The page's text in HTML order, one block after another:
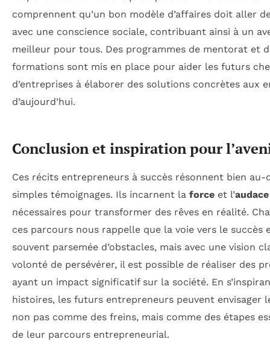
comprennent qu’un bon modèle d’affaires doit aller
avec une conscience sociale, contribuant ainsi à un
meilleur pour tous. Des programmes de mentorat et
formations sont mis en place pour aider les futurs
d’entreprises à élaborer des solutions concrètes aux
d’aujourd’hui.
Conclusion et inspiration pour
Ces récits entrepreneurs à succès résonnent bien au-
simples témoignages. Ils incarnent la force et l’audace
nécessaires pour transformer des rêves en réalité.
ces parcours nous rappelle que la voie vers le succès
souvent parsemée d’obstacles, mais avec une vision
volonté de persévérer, il est possible de réaliser des
ayant un impact significatif sur la société. En
histoires, les futurs entrepreneurs peuvent envisager
non pas comme des freins, mais comme des étapes
de leur parcours entrepreneurial.